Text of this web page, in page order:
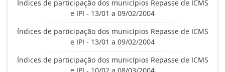
Índices de participação dos municípios Repasse de ICMS
e IPI - 13/01 a 09/02/2004
Índices de participação dos municípios Repasse de ICMS
e IPI - 13/01 a 09/02/2004
Índices de participação dos municípios Repasse de ICMS